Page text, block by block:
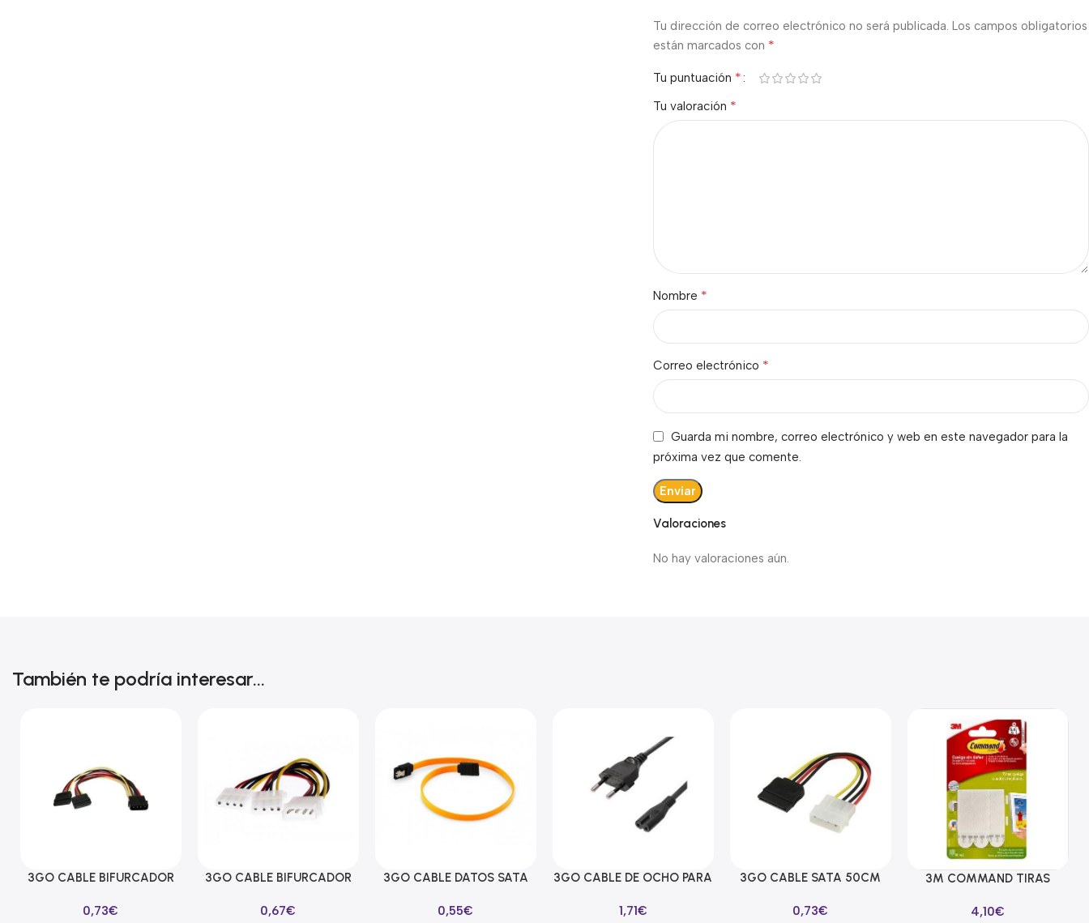
Valoraciones
No hay valoraciones aún.
Tu dirección de correo electrónico no será publicada. Los campos obligatorios
están marcados con *
Tu puntuación *
Tu valoración *
Nombre *
Correo electrónico *
Guarda mi nombre, correo electrónico y web en este navegador para la
próxima vez que comente.
También te podría interesar...
Añadir Al Carrito
3GO CABLE BIFURCADOR
0,73€
Añadir Al Carrito
3GO CABLE BIFURCADOR
0,67€
Añadir Al Carrito
3GO CABLE DATOS SATA
AMARILLO
0,55€
Añadir Al Carrito
3GO CABLE DE OCHO PARA
1,71€
Añadir Al Carrito
3GO CABLE SATA 50CM
0,73€
Añadir Al Carrito
3M COMMAND TIRAS
BLANCAS MEDIANAS
4,10€